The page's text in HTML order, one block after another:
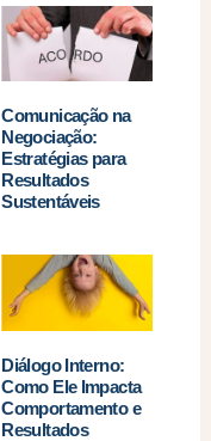
Comunicação na
Negociação:
Estratégias para
Resultados
Sustentáveis
Diálogo Interno:
Como Ele Impacta
Comportamento e
Resultados